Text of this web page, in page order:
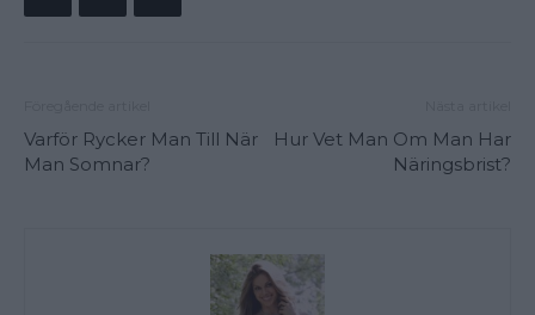
Varför Rycker Man Till När
Man Somnar?
Hur Vet Man Om Man Har
Näringsbrist?